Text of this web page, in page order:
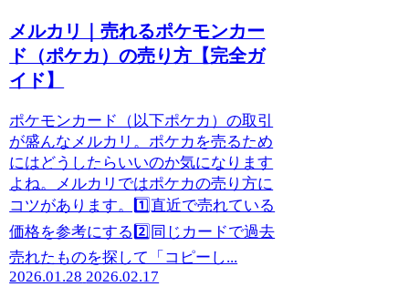
メルカリ｜売れるポケモンカー
ド（ポケカ）の売り方【完全ガ
イド】
ポケモンカード（以下ポケカ）の取引
が盛んなメルカリ。ポケカを売るため
にはどうしたらいいのか気になります
よね。メルカリではポケカの売り方に
コツがあります。1️⃣直近で売れている
価格を参考にする2️⃣同じカードで過去
売れたものを探して「コピーし...
2026.01.28 2026.02.17